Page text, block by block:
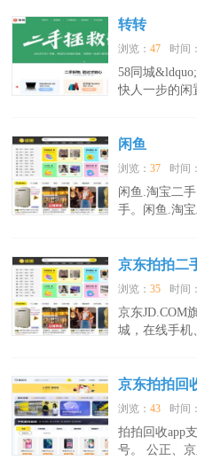
转转
浏览：47 时间
58同城
快人一步的闲
闲鱼
浏览：37 时间
闲鱼.淘宝二
手。闲鱼.淘
京东拍拍二
浏览：35 时间
京东JD.COM
城，在线手机
京东拍拍回
浏览：43 时间
拍拍回收app
号。 公正、